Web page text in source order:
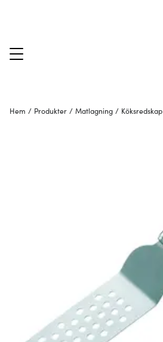
Hem / Produkter / Matlagning / Köksredskap